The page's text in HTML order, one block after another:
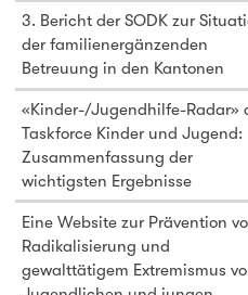
3. Bericht der SODK zur
der familienergänzenden
Betreuung in den Kantonen
«Kinder-/Jugendhilfe-Radar»
Taskforce Kinder und Jugend:
Zusammenfassung der
wichtigsten Ergebnisse
Eine Website zur Prävention
Radikalisierung und
gewalttätigem Extremismus